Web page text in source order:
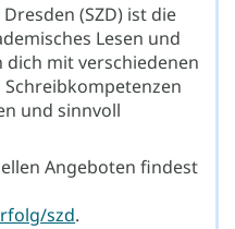
(SZD) ist die
Lesen und
mit verschiedenen
und sinnvoll
Angeboten findest
szd.